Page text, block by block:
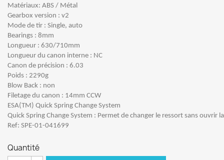
Matériaux: ABS / Métal
Gearbox version : v2
Mode de tir : Single, auto
Bearings : 8mm
Longueur : 630/710mm
Longueur du canon interne : NC
Canon de précision : 6.03
Poids : 2290g
Blow Back : non
Filetage du canon : 14mm CCW
ESA(TM) Quick Spring Change System
Quick Spring Change System : Permet de changer le ressort sans ouvrir
Ref: SPE-01-041699
Quantité